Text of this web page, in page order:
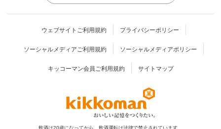
ウェブサイトご利用規約 プライバシーポリシー
ソーシャルメディアご利用規約 ソーシャルメディアポリシー
キッコーマン会員ご利用規約 サイトマップ
飲酒は20歳になってから。飲酒運転は法律で禁止されています。